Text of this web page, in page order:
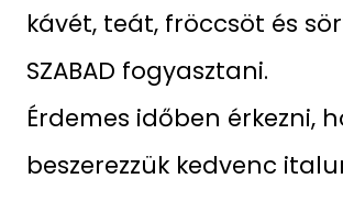
kávét, teát, fröccsöt és
SZABAD fogyasztani.
Érdemes időben érkezni,
beszerezzük kedvenc